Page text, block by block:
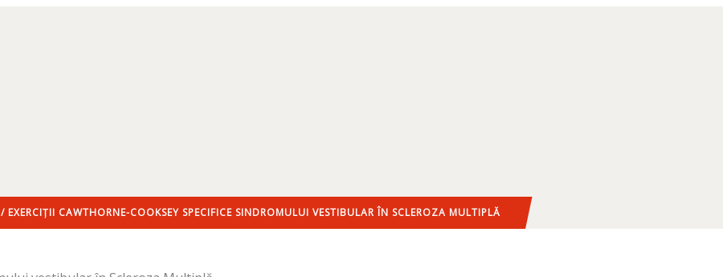
/ EXERCIȚII CAWTHORNE-COOKSEY SPECIFICE SINDROMULUI VESTIBULAR ÎN SCLEROZA MULTIPLĂ